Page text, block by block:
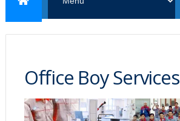
Office Boy Services